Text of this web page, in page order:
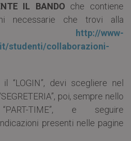
IL BANDO che contiene
necessarie che trovi alla
http://www-
studenti/collaborazioni-
“LOGIN”, devi scegliere nel
poi, sempre nello
TIME”, e seguire
presenti nelle pagine